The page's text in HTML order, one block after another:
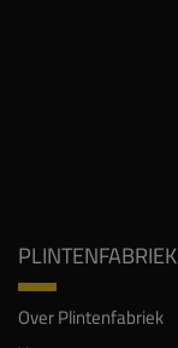
PLINTENFABRIEK
Over Plintenfabriek